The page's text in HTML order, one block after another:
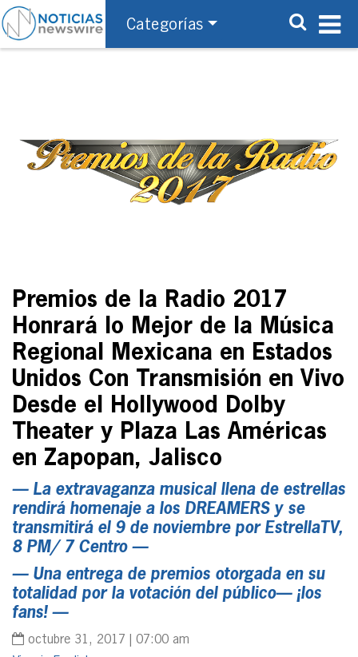
Categorías
Premios de la Radio 2017
Honrará lo Mejor de la Música
Regional Mexicana en Estados
Unidos Con Transmisión en Vivo
Desde el Hollywood Dolby
Theater y Plaza Las Américas
en Zapopan, Jalisco
— La extravaganza musical llena de estrellas
rendirá homenaje a los DREAMERS y se
transmitirá el 9 de noviembre por EstrellaTV,
8 PM/ 7 Centro —
— Una entrega de premios otorgada en su
totalidad por la votación del público— ¡los
fans! —
octubre 31, 2017 | 07:00 am